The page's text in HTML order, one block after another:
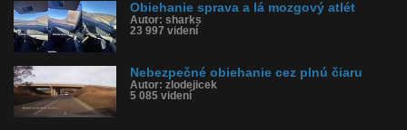
Obiehanie sprava a lá mozgový atlét
Autor: sharks
23 997 videní
Nebezpečné obiehanie cez plnú čiaru
Autor: zlodejicek
5 085 videní